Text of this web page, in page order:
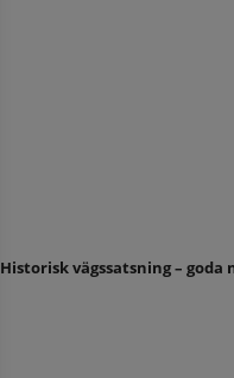
Historisk vägssatsning –